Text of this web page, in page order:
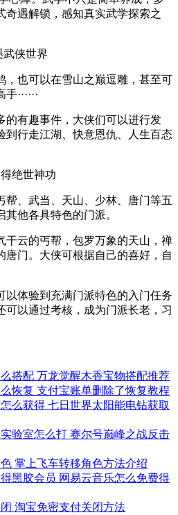
奇遇解锁，感知真实武学探索之
侠世界
也可以在雪山之巅逗雕，甚至可
······
有趣事件，大侠们可以进行发
到行走江湖、快意恩仇、人生百态
绝世神功
、武当、天山、少林、唐门等五
他各具特色的门派。
云的丐帮，包罗万象的天山，禅
唐门。大侠可根据自己的喜好，自
体验到充满门派特色的入门任务
可以通过考核，成为门派长老，习
搭配 万龙觉醒木香宝物搭配推荐
恢复 支付宝账单删除了恢复教程
么获得 七日世界太阳能电钻获取
验室怎么打 赛尔号巅峰之战反击
掌上飞车转移角色方法介绍
黑胶会员 网易云音乐怎么免费得
淘宝免密支付关闭方法